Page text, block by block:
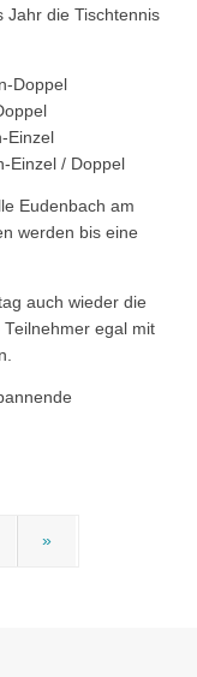
Jahr die Tischtennis
Doppel
Einzel
Einzel / Doppel
Eudenbach am
werden bis eine
auch wieder die
egal mit
»